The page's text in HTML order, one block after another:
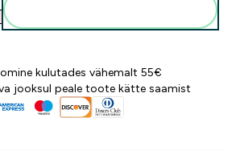
kulutades vähemalt 55€
jooksul peale toote kätte saamist